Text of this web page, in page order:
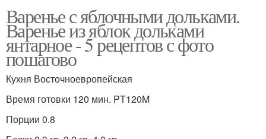
Варенье с яблочными дольками.
Варенье из яблок дольками
янтарное - 5 рецептов с фото
пошагово
Кухня Восточноевропейская
Время готовки 120 мин. PT120M
Порции 0.8